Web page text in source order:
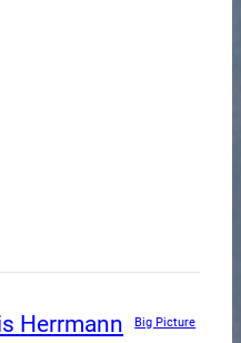
Herrmann Big Picture